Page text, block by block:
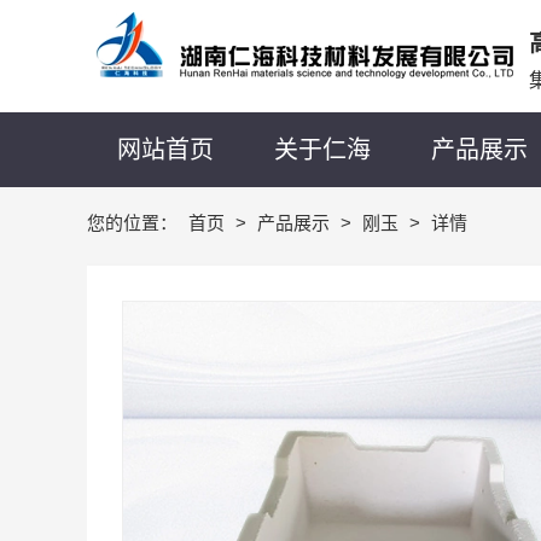
网站首页 关于仁海 产品展示
您的位置： 首页 > 产品展示 > 刚玉 > 详情